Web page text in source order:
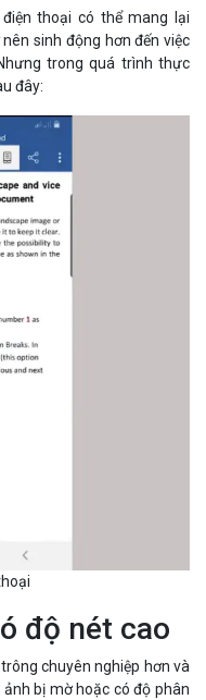
thoại có thể mang lại
sinh động hơn đến việc
trong quá trình thực
đây:
độ nét cao
chuyên nghiệp hơn và
bị mờ hoặc có độ phân